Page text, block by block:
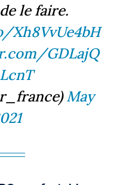
le faire.
GDLajQ
LcnT
May